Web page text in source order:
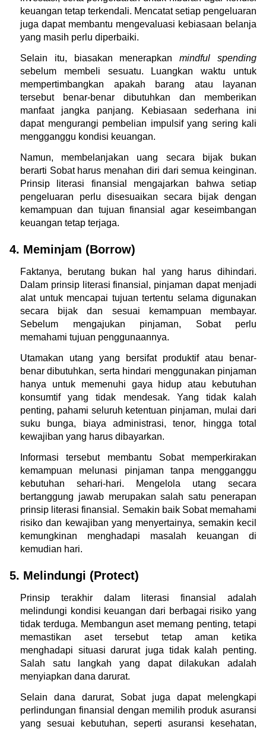
keuangan tetap terkendali. Mencatat setiap pengeluaran
juga dapat membantu mengevaluasi kebiasaan belanja
yang masih perlu diperbaiki.
Selain itu, biasakan menerapkan mindful spending
sebelum membeli sesuatu. Luangkan waktu untuk
mempertimbangkan apakah barang atau layanan
tersebut benar-benar dibutuhkan dan memberikan
manfaat jangka panjang. Kebiasaan sederhana ini
dapat mengurangi pembelian impulsif yang sering kali
mengganggu kondisi keuangan.
Namun, membelanjakan uang secara bijak bukan
berarti Sobat harus menahan diri dari semua keinginan.
Prinsip literasi finansial mengajarkan bahwa setiap
pengeluaran perlu disesuaikan secara bijak dengan
kemampuan dan tujuan finansial agar keseimbangan
keuangan tetap terjaga.
4. Meminjam (Borrow)
Faktanya, berutang bukan hal yang harus dihindari.
Dalam prinsip literasi finansial, pinjaman dapat menjadi
alat untuk mencapai tujuan tertentu selama digunakan
secara bijak dan sesuai kemampuan membayar.
Sebelum mengajukan pinjaman, Sobat perlu
memahami tujuan penggunaannya.
Utamakan utang yang bersifat produktif atau benar-
benar dibutuhkan, serta hindari menggunakan pinjaman
hanya untuk memenuhi gaya hidup atau kebutuhan
konsumtif yang tidak mendesak. Yang tidak kalah
penting, pahami seluruh ketentuan pinjaman, mulai dari
suku bunga, biaya administrasi, tenor, hingga total
kewajiban yang harus dibayarkan.
Informasi tersebut membantu Sobat memperkirakan
kemampuan melunasi pinjaman tanpa mengganggu
kebutuhan sehari-hari. Mengelola utang secara
bertanggung jawab merupakan salah satu penerapan
prinsip literasi finansial. Semakin baik Sobat memahami
risiko dan kewajiban yang menyertainya, semakin kecil
kemungkinan menghadapi masalah keuangan di
kemudian hari.
5. Melindungi (Protect)
Prinsip terakhir dalam literasi finansial adalah
melindungi kondisi keuangan dari berbagai risiko yang
tidak terduga. Membangun aset memang penting, tetapi
memastikan aset tersebut tetap aman ketika
menghadapi situasi darurat juga tidak kalah penting.
Salah satu langkah yang dapat dilakukan adalah
menyiapkan dana darurat.
Selain dana darurat, Sobat juga dapat melengkapi
perlindungan finansial dengan memilih produk asuransi
yang sesuai kebutuhan, seperti asuransi kesehatan,